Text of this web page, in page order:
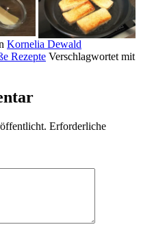
Kornelia Dewald
Rezepte Verschlagwortet mit
Erforderliche